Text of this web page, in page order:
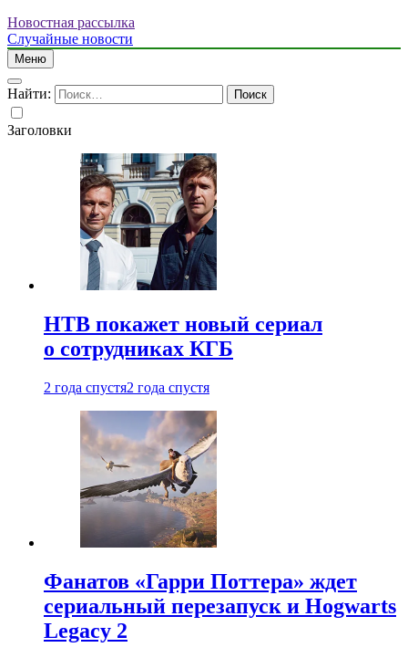
Новостная рассылка
Случайные новости
Меню
Найти:
Заголовки
НТВ покажет новый сериал
о сотрудниках КГБ
2 года спустя2 года спустя
Фанатов «Гарри Поттера» ждет
сериальный перезапуск и Hogwarts
Legacy 2